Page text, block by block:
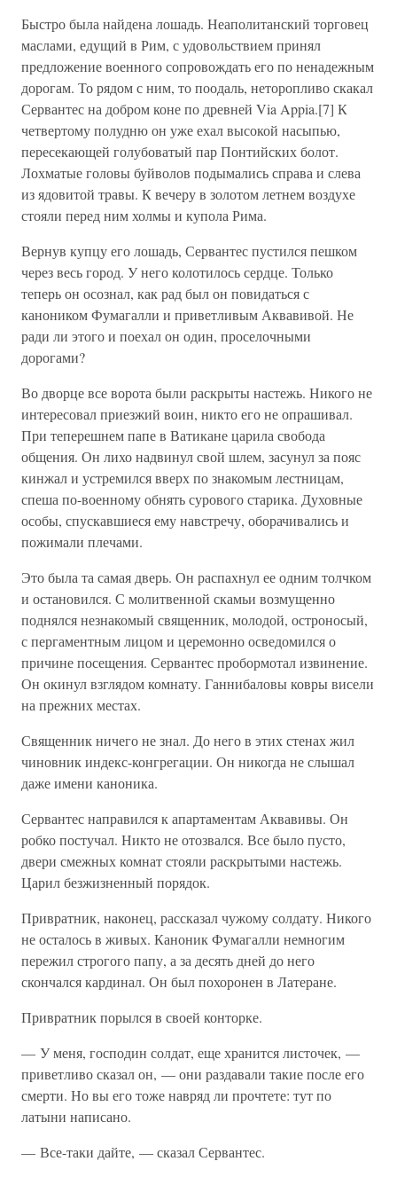
Быстро была найдена лошадь. Неаполитанский торговец
маслами, едущий в Рим, с удовольствием принял
предложение военного сопровождать его по ненадежным
дорогам. То рядом с ним, то поодаль, неторопливо скакал
Сервантес на добром коне по древней Via Appia.[7] К
четвертому полудню он уже ехал высокой насыпью,
пересекающей голубоватый пар Понтийских болот.
Лохматые головы буйволов подымались справа и слева
из ядовитой травы. К вечеру в золотом летнем воздухе
стояли перед ним холмы и купола Рима.
Вернув купцу его лошадь, Сервантес пустился пешком
через весь город. У него колотилось сердце. Только
теперь он осознал, как рад был он повидаться с
каноником Фумагалли и приветливым Аквавивой. Не
ради ли этого и поехал он один, проселочными
дорогами?
Во дворце все ворота были раскрыты настежь. Никого не
интересовал приезжий воин, никто его не опрашивал.
При теперешнем папе в Ватикане царила свобода
общения. Он лихо надвинул свой шлем, засунул за пояс
кинжал и устремился вверх по знакомым лестницам,
спеша по-военному обнять сурового старика. Духовные
особы, спускавшиеся ему навстречу, оборачивались и
пожимали плечами.
Это была та самая дверь. Он распахнул ее одним толчком
и остановился. С молитвенной скамьи возмущенно
поднялся незнакомый священник, молодой, остроносый,
с пергаментным лицом и церемонно осведомился о
причине посещения. Сервантес пробормотал извинение.
Он окинул взглядом комнату. Ганнибаловы ковры висели
на прежних местах.
Священник ничего не знал. До него в этих стенах жил
чиновник индекс-конгрегации. Он никогда не слышал
даже имени каноника.
Сервантес направился к апартаментам Аквавивы. Он
робко постучал. Никто не отозвался. Все было пусто,
двери смежных комнат стояли раскрытыми настежь.
Царил безжизненный порядок.
Привратник, наконец, рассказал чужому солдату. Никого
не осталось в живых. Каноник Фумагалли немногим
пережил строгого папу, а за десять дней до него
скончался кардинал. Он был похоронен в Латеране.
Привратник порылся в своей конторке.
— У меня, господин солдат, еще хранится листочек, —
приветливо сказал он, — они раздавали такие после его
смерти. Но вы его тоже навряд ли прочтете: тут по
латыни написано.
— Все-таки дайте, — сказал Сервантес.